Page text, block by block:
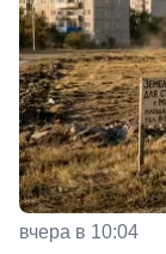
вчера в 10:04